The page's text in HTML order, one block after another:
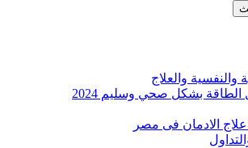
والعلاج
بشكل صحي وسليم 2024
الادمان فى مصر